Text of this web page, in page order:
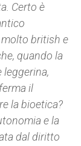
Certo è
british e
quando la
il
la bioetica?
e la
dal diritto